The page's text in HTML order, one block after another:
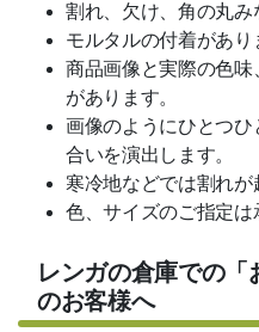
割れ、欠け、角の丸み
モルタルの付着があり
商品画像と実際の色
があります。
画像のようにひとつ
合いを演出します。
寒冷地などでは割れが
色、サイズのご指定は
レンガの倉庫での
のお客様へ
掛売
電子領収書
リーベプロについて
スタッフ紹介
会社概要
その他サービス